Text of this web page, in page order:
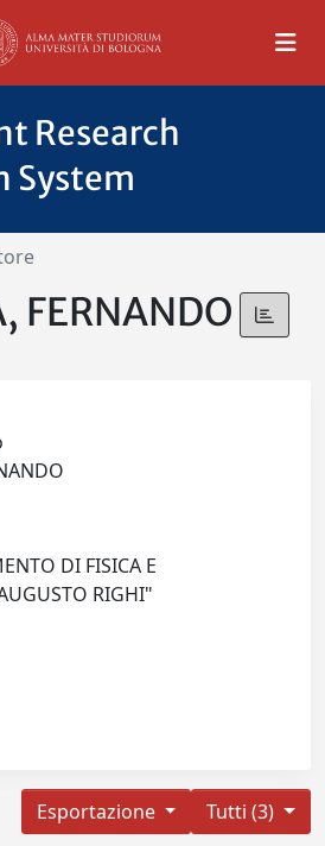
Research
System
FERNANDO
DI FISICA E
RIGHI"
Tutti (3)
Esportazione